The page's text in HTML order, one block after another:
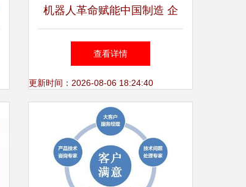
机器人革命赋能中国制造 企
业竞争力迎来新飞跃
查看详情
更新时间：2026-08-06 18:24:40